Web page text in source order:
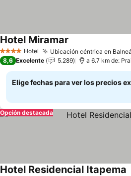
4 EstrellasHotel Ubicación céntrica en
Hotel Miramar
8,6 Excelente 5.289 a 6.7 km de:
Elige fechas para ver los precios
Opción destacada
Hotel Residencial Itapema